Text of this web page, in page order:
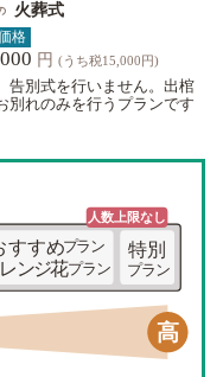
火葬式
格
円 (うち税15,000円)
告別式を行いません。出棺
別れのみを行うプランです
特別
プラン
高
人数上限なし
すすめプラン
ンジ花プラン